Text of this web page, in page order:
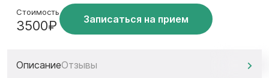
Стоимость
3500₽ Записаться на прием
ОписаниеОтзывы